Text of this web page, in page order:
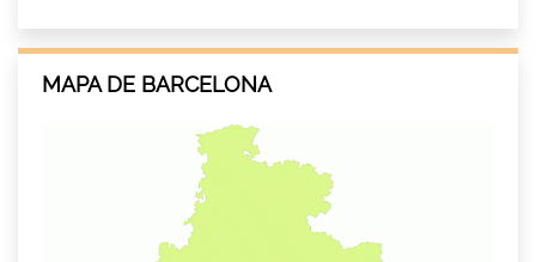
MAPA DE BARCELONA